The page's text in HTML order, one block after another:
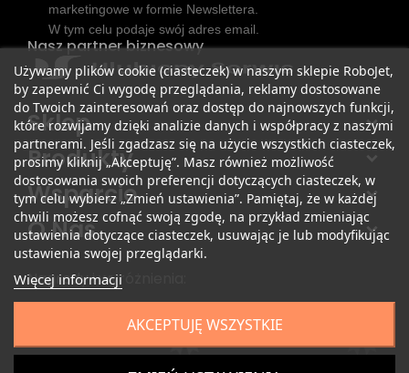
Sklep
Produkty
Wsparcie
O Nas
Używamy plików cookie (ciasteczek) w naszym sklepie RoboJet,
by zapewnić Ci wygodę przeglądania, reklamy dostosowane
do Twoich zainteresowań oraz dostęp do najnowszych funkcji,
które rozwijamy dzięki analizie danych i współpracy z naszymi
partnerami. Jeśli zgadzasz się na użycie wszystkich ciasteczek,
prosimy kliknij „Akceptuję”. Masz również możliwość
dostosowania swoich preferencji dotyczących ciasteczek, w
tym celu wybierz „Zmień ustawienia”. Pamiętaj, że w każdej
chwili możesz cofnąć swoją zgodę, na przykład zmieniając
ustawienia dotyczące ciasteczek, usuwając je lub modyfikując
ustawienia swojej przeglądarki.
Więcej informacji
AKCEPTUJĘ WSZYSTKIE
marketingowe w formie Newslettera.
W tym celu podaje swój adres email.
Nasz partner biznesowy
Nagrody i wyróżnienia: